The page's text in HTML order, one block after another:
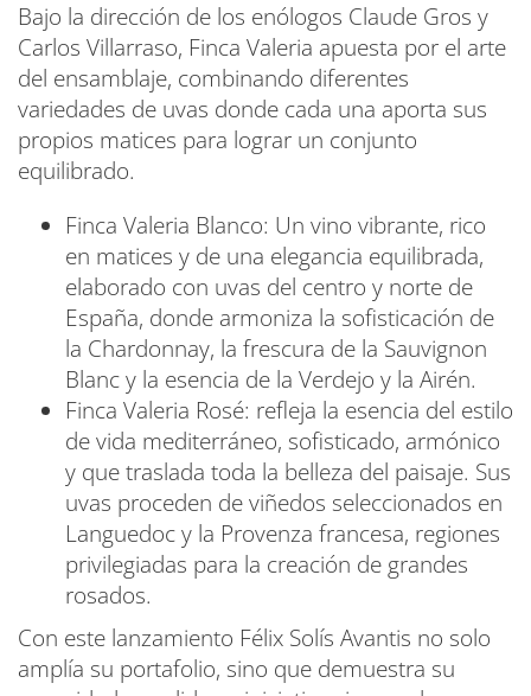
Bajo la dirección de los enólogos Claude Gros y
Carlos Villarraso, Finca Valeria apuesta por el arte
del ensamblaje, combinando diferentes
variedades de uvas donde cada una aporta sus
propios matices para lograr un conjunto
equilibrado.
Finca Valeria Blanco: Un vino vibrante, rico
en matices y de una elegancia equilibrada,
elaborado con uvas del centro y norte de
España, donde armoniza la sofisticación de
la Chardonnay, la frescura de la Sauvignon
Blanc y la esencia de la Verdejo y la Airén.
Finca Valeria Rosé: refleja la esencia del estilo
de vida mediterráneo, sofisticado, armónico
y que traslada toda la belleza del paisaje. Sus
uvas proceden de viñedos seleccionados en
Languedoc y la Provenza francesa, regiones
privilegiadas para la creación de grandes
rosados.
Con este lanzamiento Félix Solís Avantis no solo
amplía su portafolio, sino que demuestra su